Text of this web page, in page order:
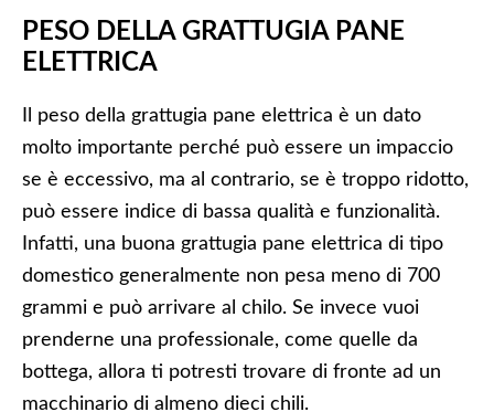
PESO DELLA GRATTUGIA PANE
ELETTRICA
Il peso della grattugia pane elettrica è un dato
molto importante perché può essere un impaccio
se è eccessivo, ma al contrario, se è troppo ridotto,
può essere indice di bassa qualità e funzionalità.
Infatti, una buona grattugia pane elettrica di tipo
domestico generalmente non pesa meno di 700
grammi e può arrivare al chilo. Se invece vuoi
prenderne una professionale, come quelle da
bottega, allora ti potresti trovare di fronte ad un
macchinario di almeno dieci chili.